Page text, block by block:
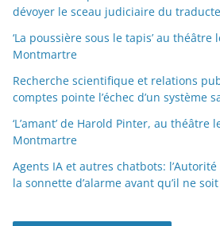
dévoyer le sceau judiciaire du
‘La poussière sous le tapis’ au théâtre
Montmartre
Recherche scientifique et relations
comptes pointe l’échec d’un système
‘L’amant’ de Harold Pinter, au théâtre
Montmartre
Agents IA et autres chatbots:
la sonnette d’alarme avant qu’il ne